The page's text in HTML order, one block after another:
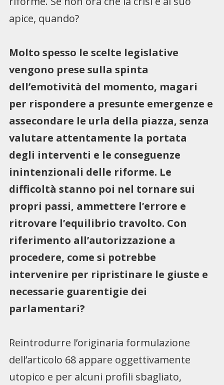
apice, quando?
Molto spesso le scelte legislative
vengono prese sulla spinta
dell’emotività del momento, magari
per rispondere a presunte emergenze e
assecondare le urla della piazza, senza
valutare attentamente la portata
degli interventi e le conseguenze
inintenzionali delle riforme. Le
difficoltà stanno poi nel tornare sui
propri passi, ammettere l’errore e
ritrovare l’equilibrio travolto. Con
riferimento all’autorizzazione a
procedere, come si potrebbe
intervenire per ripristinare le giuste e
necessarie guarentigie dei
parlamentari?
Reintrodurre l’originaria formulazione
dell’articolo 68 appare oggettivamente
utopico e per alcuni profili sbagliato,